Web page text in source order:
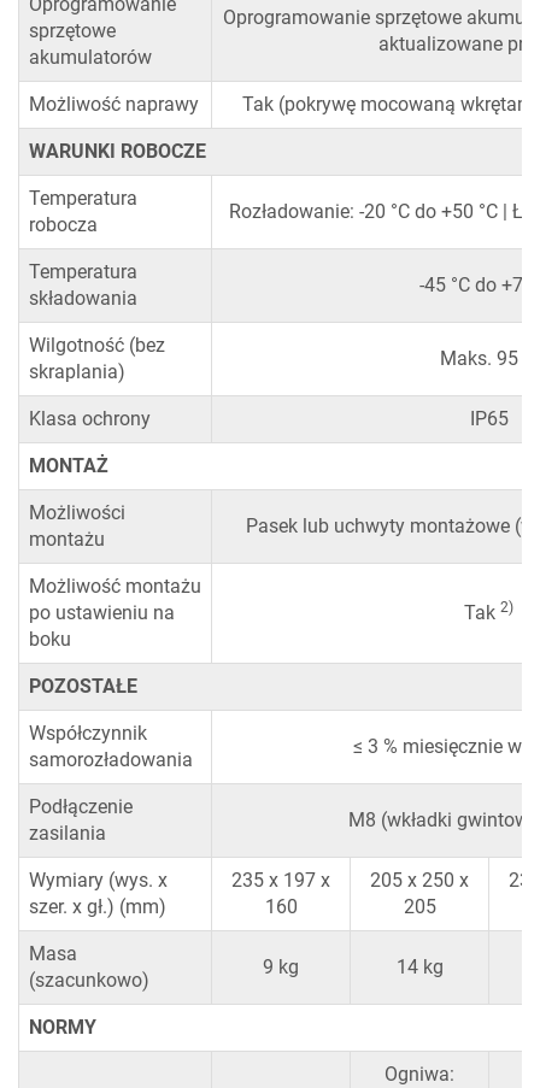
sprzętowe
akumulatorów
Oprogramowanie sprzętowe
aktualizowane
Możliwość naprawy Tak (pokrywę mocowaną
WARUNKI ROBOCZE
Temperatura
robocza
Rozładowanie: -20 °C do +50 °C |
Temperatura
składowania
-45 °C do +70
Wilgotność (bez
skraplania)
Maks. 95 %
Klasa ochrony IP65
MONTAŻ
Możliwości
montażu
Pasek lub uchwyty montażowe
Możliwość montażu
po ustawieniu na
boku
Tak 2)
POZOSTAŁE
Współczynnik
samorozładowania
≤ 3 % miesięcznie w
Podłączenie
zasilania
M8 (wkładki
Wymiary (wys. x
szer. x gł.) (mm)
235 x 197 x
160
205 x 250 x
205
Masa
(szacunkowo)
9 kg 14 kg
NORMY
Ogniwa: